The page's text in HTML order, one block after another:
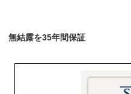
無結露を35年間保証